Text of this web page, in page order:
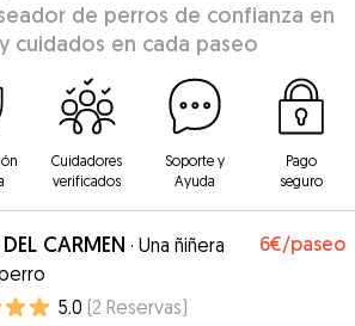
de perros de confianza en
cuidados en cada paseo
Cuidadores
verificados
Soporte y
Ayuda
Pago
seguro
CARMEN · Una ñiñera
6€/paseo
5.0 (2 Reservas)